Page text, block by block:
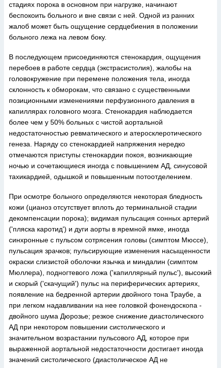
стадиях порока в основном при нагрузке, начинают
беспокоить больного и вне связи с ней. Одной из ранних
жалоб может быть ощущение сердцебиения в положении
больного лежа на левом боку.
В последующем присоединяются стенокардия, ощущения
перебоев в работе сердца (экстрасистолия), жалобы на
головокружение при перемене положения тела, иногда
склонность к обморокам, что связано с существенными
позиционными изменениями перфузионного давления в
капиллярах головного мозга. Стенокардия наблюдается
более чем у 50% больных с чистой аортальной
недостаточностью ревматического и атеросклеротического
генеза. Наряду со стенокардией напряжения нередко
отмечаются приступы стенокардии покоя, возникающие
ночью и сочетающиеся иногда с повышением АД, синусовой
тахикардией, одышкой и повышенным потоотделением.
При осмотре больного определяются некоторая бледность
кожи (цианоз отсутствует вплоть до терминальной стадии
декомпенсации порока); видимая пульсация сонных артерий
('пляска каротид') и дуги аорты в яремной ямке, иногда
синхронные с пульсом сотрясения головы (симптом Мюссе),
пульсация зрачков; пульсирующие изменения насыщенности
окраски слизистой оболочки язычка и миндалин (симптом
Мюллера), подногтевого ложа ('капиллярный пульс'), высокий
и скорый ('скачущий') пульс на периферических артериях,
появление на бедренной артерии двойного тона Траубе, а
при легком надавливании на нее головкой фонендоскопа -
двойного шума Дюрозье; резкое снижение диастолического
АД при некотором повышении систолического и
значительном возрастании пульсового АД, которое при
выраженной аортальной недостаточности достигает иногда
значений систолического (диастолическое АД не